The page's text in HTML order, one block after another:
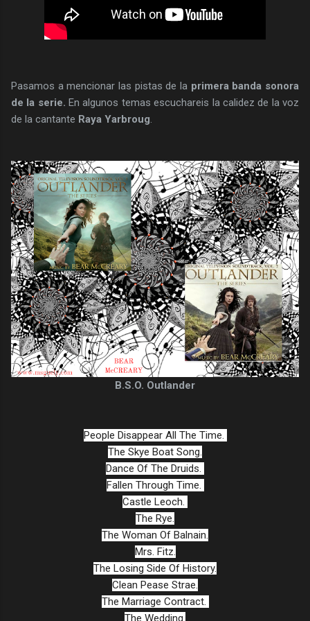
Pasamos a mencionar las pistas de la primera banda sonora
de la serie.En algunos temas escuchareis la calidez de la voz
de la cantante Raya Yarbroug
B.S.O. Outlander
People Disappear All The Time.
The Skye Boat Song.
Dance Of The Druids.
Fallen Through Time.
Castle Leoch.
The Rye.
The Woman Of Balnain.
Mrs. Fitz.
The Losing Side Of History.
Clean Pease Strae.
The Marriage Contract.
The Wedding.